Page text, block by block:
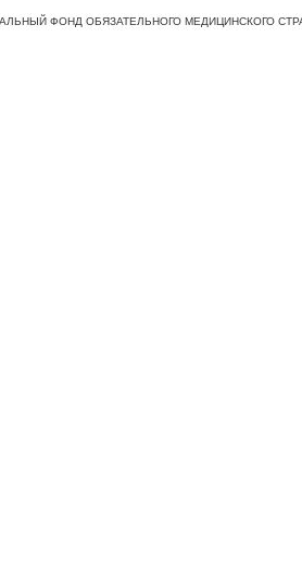
ФОНД ОБЯЗАТЕЛЬНОГО МЕДИЦИНСКОГО